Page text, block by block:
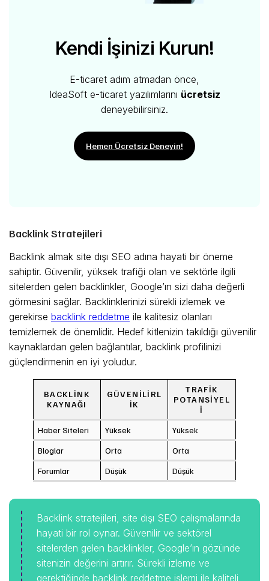
Kendi İşinizi Kurun!
E-ticaret adım atmadan önce,
IdeaSoft e-ticaret yazılımlarını ücretsiz
deneyebilirsiniz.
Hemen Ücretsiz Deneyin!
Backlink Stratejileri
Backlink almak site dışı SEO adına hayati bir öneme
sahiptir. Güvenilir, yüksek trafiği olan ve sektörle ilgili
sitelerden gelen backlinkler, Google’ın sizi daha değerli
görmesini sağlar. Backlinklerinizi sürekli izlemek ve
gerekirse backlink reddetme ile kalitesiz olanları
temizlemek de önemlidir. Hedef kitlenizin takıldığı güvenilir
kaynaklardan gelen bağlantılar, backlink profilinizi
güçlendirmenin en iyi yoludur.
BACKLINK
KAYNAĞI
GÜVENILIRL
IK
TRAFIK
POTANSIYEL
I
Haber Siteleri
Yüksek
Yüksek
Bloglar
Orta
Orta
Forumlar
Düşük Düşük
Backlink stratejileri, site dışı SEO çalışmalarında
hayati bir rol oynar. Güvenilir ve sektörel
sitelerden gelen backlinkler, Google’ın gözünde
sitenizin değerini artırır. Sürekli izleme ve
gerektiğinde backlink reddetme işlemi ile kaliteli